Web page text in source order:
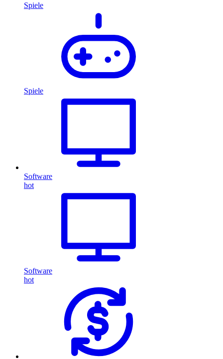
Spiele
Spiele
Software
hot
Software
hot